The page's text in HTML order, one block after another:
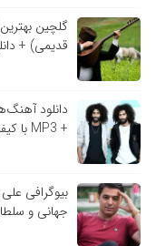
گلچین
قدیمی) +
دانلود
+ MP3 با کیفیت بالا)
بیوگرافی
جهانی و